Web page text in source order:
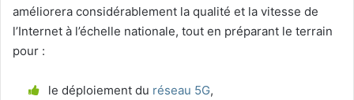
améliorera considérablement la qualité et la vitesse de
l’Internet à l’échelle nationale, tout en préparant le terrain
pour :
le déploiement du réseau 5G,